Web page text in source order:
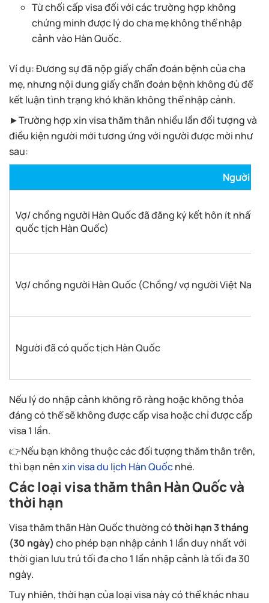
Từ chối cấp visa đối với các trường hợp không
chứng minh được lý do cha mẹ không thể nhập
cảnh vào Hàn Quốc.
Ví dụ: Đương sự đã nộp giấy chẩn đoán bệnh của cha
mẹ, nhưng nội dung giấy chẩn đoán bệnh không đủ để
kết luận tình trạng khó khăn không thể nhập cảnh.
►Trường hợp xin visa thăm thân nhiều lần đối tượng và
điều kiện người mới tương ứng với người được mời như
sau:
Người mời
Vợ/ chồng người Hàn Quốc đã đăng ký kết hôn ít nhất 1
quốc tịch Hàn Quốc)
Vợ/ chồng người Hàn Quốc (Chồng/ vợ người Việt Nam
Người đã có quốc tịch Hàn Quốc
Nếu lý do nhập cảnh không rõ ràng hoặc không thỏa
đáng có thể sẽ không được cấp visa hoặc chỉ được cấp
visa 1 lần.
👉Nếu bạn không thuộc các đối tượng thăm thân trên,
thì bạn nênxin visa du lịch Hàn Quốcnhé.
Các loại visa thăm thân Hàn Quốc và
thời hạn
Visa thăm thân Hàn Quốc thường cóthời hạn 3 tháng
(30 ngày) cho phép bạn nhập cảnh 1 lần duy nhất với
thời gian lưu trú tối đa cho 1 lần nhập cảnh là tối đa 30
ngày.
Tuy nhiên, thời hạn của loại visa này có thể khác nhau